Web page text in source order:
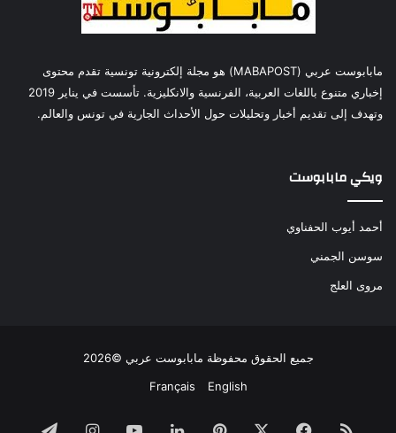
مابابوست عربي (MABAPOST) هو مجلة إلكترونية تونسية تقدم محتوى
إخباري متنوع باللغات العربية، الفرنسية والانكليزية. تأسست في يناير 2019
وتهدف إلى تقديم أخبار وتحليلات حول الأحداث الجارية في تونس والعالم.
ويكي مابابوست
أحمد أيوب الحفناوي
سوسن الجمني
مروى العلج
جميع الحقوق محفوظة مابابوست عربي ©2026
English
Français